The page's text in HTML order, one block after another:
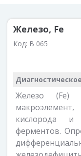
Железо, Fe
Код: B 065
Железо (Fe)
кислорода и
ферментов.